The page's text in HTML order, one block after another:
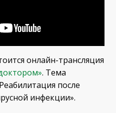
онлайн-трансляция
. Тема
после
инфекции».